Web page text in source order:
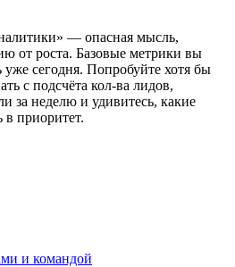
— опасная мысль,
от роста. Базовые метрики вы
уже сегодня. Попробуйте хотя бы
с подсчёта кол-ва лидов,
за неделю и удивитесь, какие
в приоритет.
и командой